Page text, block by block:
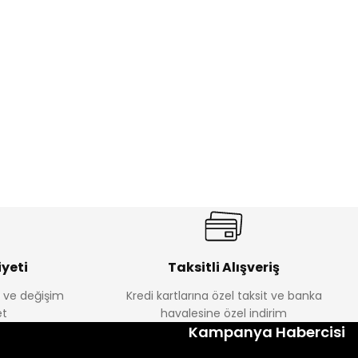
Melra Kız Çocuk Kot Pantolon
%22
Koren Kız Çocuk ve Bebek Tayt
ve değişim
Taksitli Alışveriş
Kredi kartlarına özel taksit ve banka
havalesine özel indirim
Kampanya Habercisi